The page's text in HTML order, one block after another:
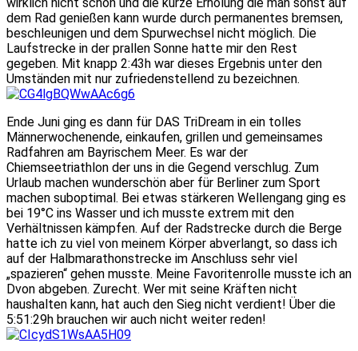
dem Rad genießen kann wurde durch permanentes bremsen,
beschleunigen und dem Spurwechsel nicht möglich. Die
Laufstrecke in der prallen Sonne hatte mir den Rest
gegeben. Mit knapp 2:43h war dieses Ergebnis unter den
Umständen mit nur zufriedenstellend zu bezeichnen.
Ende Juni ging es dann für DAS TriDream in ein tolles
Männerwochenende, einkaufen, grillen und gemeinsames
Radfahren am Bayrischem Meer. Es war der
Chiemseetriathlon der uns in die Gegend verschlug. Zum
Urlaub machen wunderschön aber für Berliner zum Sport
machen suboptimal. Bei etwas stärkeren Wellengang ging es
bei 19°C ins Wasser und ich musste extrem mit den
Verhältnissen kämpfen. Auf der Radstrecke durch die Berge
hatte ich zu viel von meinem Körper abverlangt, so dass ich
auf der Halbmarathonstrecke im Anschluss sehr viel
„spazieren“ gehen musste. Meine Favoritenrolle musste ich an
Dvon abgeben. Zurecht. Wer mit seine Kräften nicht
haushalten kann, hat auch den Sieg nicht verdient! Über die
5:51:29h brauchen wir auch nicht weiter reden!